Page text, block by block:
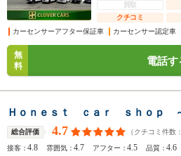
買取
クチコミ
カーセンサーアフター保証車
カーセンサー認定車
無
料
電話す
Ｈｏｎｅｓｔ ｃａｒ ｓｈｏｐ
総合評価 4.7 （クチコミ件数：
接客：4.8 雰囲気：4.7 アフター：4.5 品質：4.6